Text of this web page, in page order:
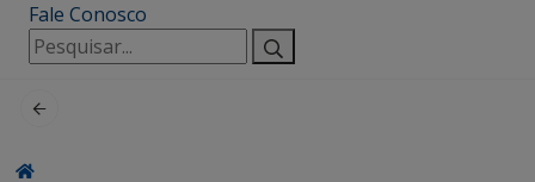
Fale Conosco
Pesquisar
por: